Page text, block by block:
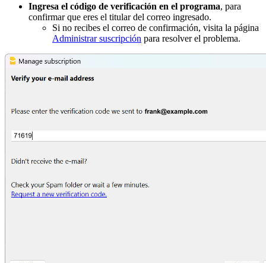
Ingresa el código de verificación en el programa, para
confirmar que eres el titular del correo ingresado.
Si no recibes el correo de confirmación, visita la página
Administrar suscripción para resolver el problema.